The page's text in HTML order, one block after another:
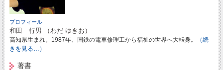
プロフィール
和田 行男 （わだ ゆきお）
高知県生まれ。1987年、国鉄の電車修理工から福祉の世界へ大転身。
（続
きを見る…）
著書